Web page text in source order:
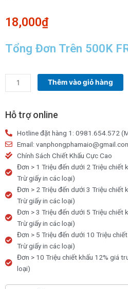
18,000₫
Tổng Đơn Trên 500K
Giấy
lụa
không
rút)
300
tờ
/
lớp
lượng
Thêm vào giỏ hàng
Hỗ trợ online
Hotline đặt hàng 1: 0981.654.572
Email:
Chính Sách Chiết Khấu Cực Cao
Đơn > 1 Triệu đến dưới 2 Triệu chiết
Trừ giấy in các loại)
Đơn > 2 Triệu đến dưới 3 Triệu chiết
Trừ giấy in các loại)
Đơn > 3 Triệu đến dưới 5 Triệu chiết
Trừ giấy in các loại)
Đơn > 5 Triệu đến dưới 10 Triệu
Trừ giấy in các loại)
Đơn > 10 Triệu chiết khấu 12% giá
loại)